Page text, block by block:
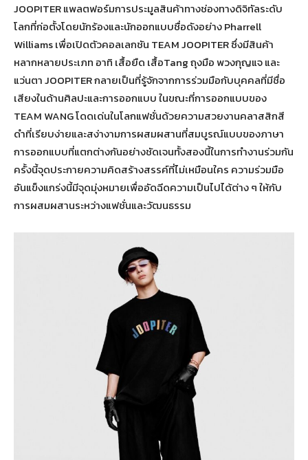
JOOPITER แพลตฟอร์มการประมูลสินค้าทางช่องทางดิจิทัลระดับ
โลกที่ก่อตั้งโดยนักร้องและนักออกแบบชื่อดังอย่าง Pharrell
Williams เพื่อเปิดตัวคอลเลกชัน TEAM JOOPITER ซึ่งมีสินค้า
หลากหลายประเภท อาทิ เสื้อยืด เสื้อTang ถุงมือ พวงกุญแจ และ
แว่นตา JOOPITER กลายเป็นที่รู้จักจากการร่วมมือกับบุคคลที่มีชื่อ
เสียงในด้านศิลปะและการออกแบบ ในขณะที่การออกแบบของ
TEAM WANG โดดเด่นในโลกแฟชั่นด้วยความสวยงานคลาสสิกสี
ดำที่เรียบง่ายและสง่างามการผสมผสานที่สมบูรณ์แบบของภาษา
การออกแบบที่แตกต่างกันอย่างชัดเจนทั้งสองนี้ในการทำงานร่วมกัน
ครั้งนี้จุดประกายความคิดสร้างสรรค์ที่ไม่เหมือนใคร ความร่วมมือ
อันแข็งแกร่งนี้มีจุดมุ่งหมายเพื่ออัดฉีดความเป็นไปได้ต่าง ๆ ให้กับ
การผสมผสานระหว่างแฟชั่นและวัฒนธรรม